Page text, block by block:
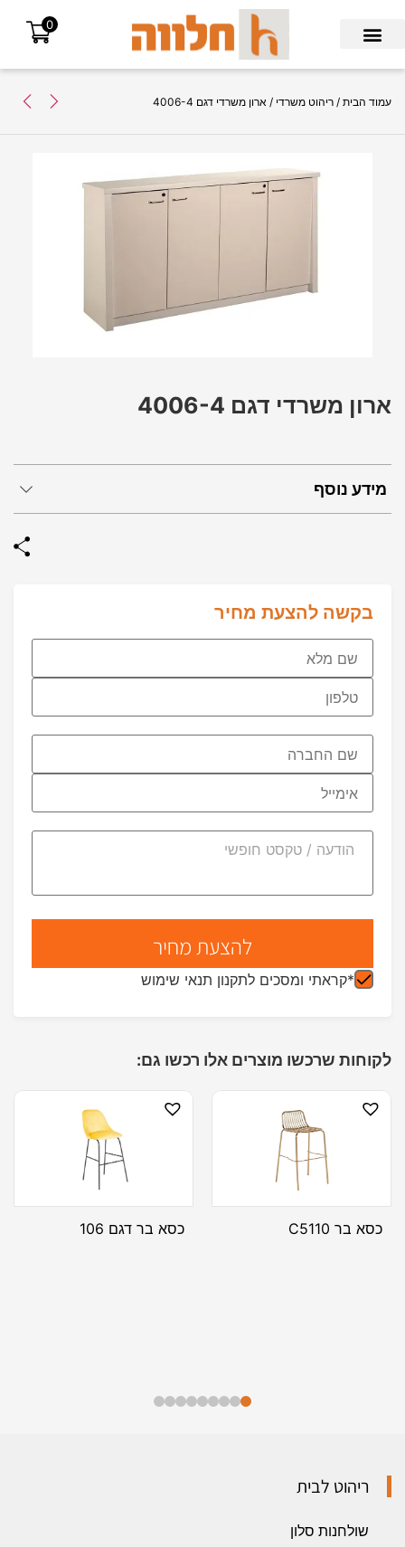
0
עמוד הבית / ריהוט משרדי / ארון משרדי דגם 4006-4
מידע נוסף
ארון משרדי דגם 4006-4
בקשה להצעת מחיר
*קראתי ומסכים לתקנון תנאי שימוש
לקוחות שרכשו מוצרים אלו רכשו גם:
כסא בר C5110 כסא בר דגם 106
ריהוט לבית
שולחנות סלון